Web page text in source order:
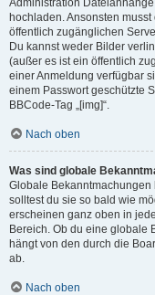
Administration
hochladen. Ansonsten
öffentlich zugänglichen
Du kannst weder Bilder
(außer es ist ein öffentlich
einer Anmeldung verfügbar
einem Passwort geschützte
BBCode-Tag „[img]“.
Nach oben
Was sind globale
Globale
solltest du sie so bald wie
erscheinen ganz oben in
Bereich. Ob du eine globale
hängt von den durch die
ab.
Nach oben